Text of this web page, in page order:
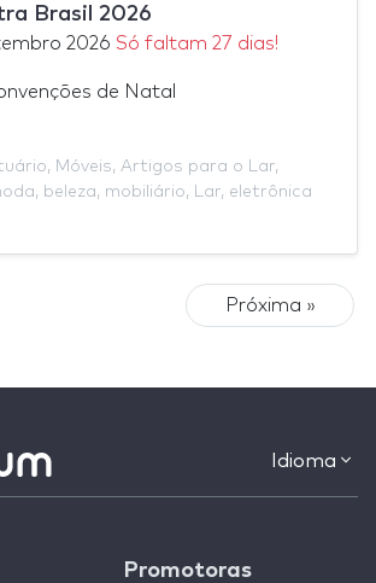
Brasil 2026
2026 Só faltam 27 dias!
de Natal
, Móveis, Artigos para o Lar,
, beleza, mobiliário, Lar, eletrônica
Próxima »
Idioma
Promotoras